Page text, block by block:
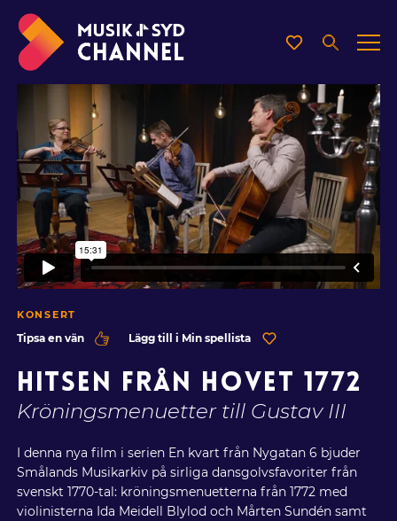
KONSERT
Tipsa en vän Lägg till i Min spellista
HITSEN FRÅN HOVET 1772
Kröningsmenuetter till Gustav III
I denna nya film i serien En kvart från Nygatan 6 bjuder
Smålands Musikarkiv på sirliga dansgolvsfavoriter från
svenskt 1770-tal: kröningsmenuetterna från 1772 med
violinisterna Ida Meidell Blylod och Mårten Sundén samt